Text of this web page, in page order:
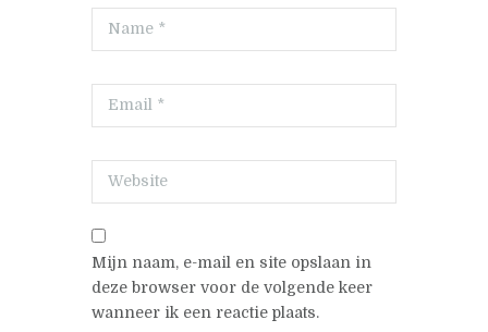
Mijn naam, e-mail en site opslaan in
deze browser voor de volgende keer
wanneer ik een reactie plaats.